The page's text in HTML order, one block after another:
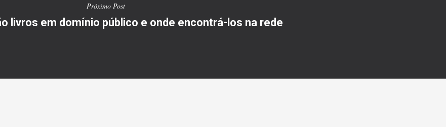
Próximo Post
livros em domínio público e onde encontrá-los na rede